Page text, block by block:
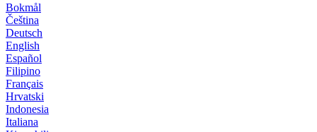
Bokmål
Čeština
Deutsch
English
Español
Filipino
Français
Hrvatski
Indonesia
Italiana